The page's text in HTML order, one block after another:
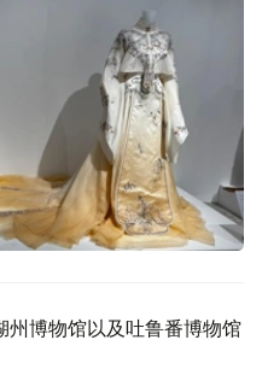
州博物馆以及吐鲁番博物馆